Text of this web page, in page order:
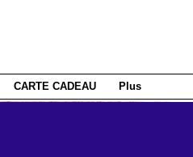
CARTE CADEAU Plus